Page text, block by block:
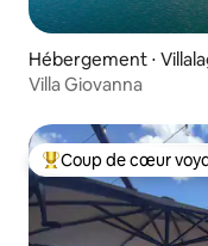
Hébergement ⋅
Villa Giovanna
Coups de cœur
Coup de cœur